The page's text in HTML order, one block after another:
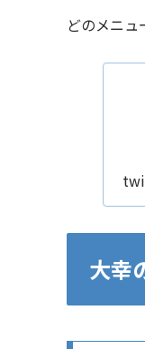
どのメニ
大幸